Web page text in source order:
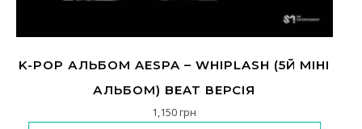
K-POP АЛЬБОМ AESPA – WHIPLASH (5Й МІНІ
АЛЬБОМ) BEAT ВЕРСІЯ
1,150грн